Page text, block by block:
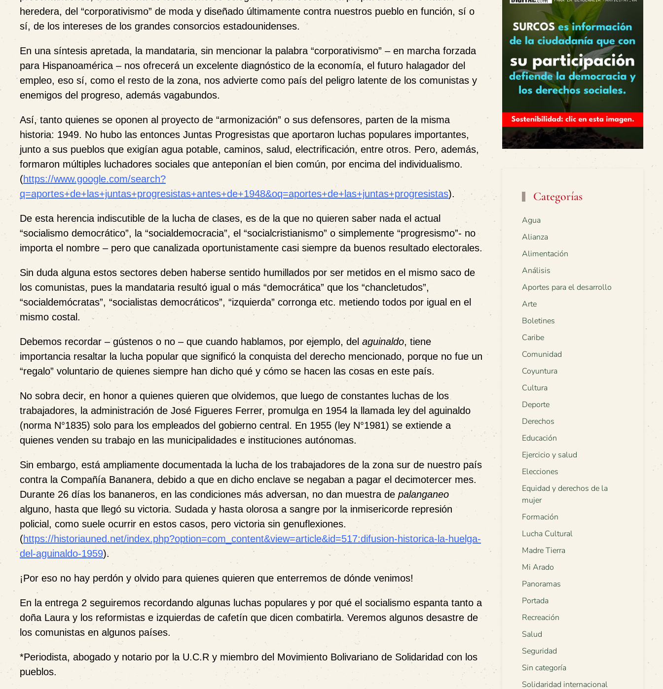
heredera, del “corporativismo” de moda y diseñado últimamente contra nuestros pueblo en función, sí o
sí, de los intereses de los grandes consorcios estadounidenses.
En una síntesis apretada, la mandataria, sin mencionar la palabra “corporativismo” – en marcha forzada
para Hispanoamérica – nos ofrecerá un excelente diagnóstico de la economía, el futuro halagador del
empleo, eso sí, como el resto de la zona, nos advierte como país del peligro latente de los comunistas y
enemigos del progreso, además vagabundos.
Así, tanto quienes se oponen al proyecto de “armonización” o sus defensores, parten de la misma
historia: 1949. No hubo las entonces Juntas Progresistas que aportaron luchas populares importantes,
junto a sus pueblos que exigían agua potable, caminos, salud, electrificación, entre otros. Pero, además,
formaron múltiples luchadores sociales que anteponían el bien común, por encima del individualismo.
(https://www.google.com/search?
q=aportes+de+las+juntas+progresistas+antes+de+1948&oq=aportes+de+las+juntas+progresistas).
De esta herencia indiscutible de la lucha de clases, es de la que no quieren saber nada el actual
“socialismo democrático”, la “socialdemocracia”, el “socialcristianismo” o simplemente “progresismo”- no
importa el nombre – pero que canalizada oportunistamente casi siempre da buenos resultado electorales.
Sin duda alguna estos sectores deben haberse sentido humillados por ser metidos en el mismo saco de
los comunistas, pues la mandataria resultó igual o más “democrática” que los “chancletudos”,
“socialdemócratas”, “socialistas democráticos”, “izquierda” corronga etc. metiendo todos por igual en el
mismo costal.
Debemos recordar – gústenos o no – que cuando hablamos, por ejemplo, del aguinaldo, tiene
importancia resaltar la lucha popular que significó la conquista del derecho mencionado, porque no fue un
“regalo” voluntario de quienes siempre han dicho qué y cómo se hacen las cosas en este país.
No sobra decir, en honor a quienes quieren que olvidemos, que luego de constantes luchas de los
trabajadores, la administración de José Figueres Ferrer, promulga en 1954 la llamada ley del aguinaldo
(norma N°1835) solo para los empleados del gobierno central. En 1955 (ley N°1981) se extiende a
quienes venden su trabajo en las municipalidades e instituciones autónomas.
Sin embargo, está ampliamente documentada la lucha de los trabajadores de la zona sur de nuestro país
contra la Compañía Bananera, debido a que en dicho enclave se negaban a pagar el decimotercer mes.
Durante 26 días los bananeros, en las condiciones más adversan, no dan muestra de palanganeo
alguno, hasta que llegó su victoria. Sudada y hasta olorosa a sangre por la inmisericorde represión
policial, como suele ocurrir en estos casos, pero victoria sin genuflexiones.
(https://historiauned.net/index.php?option=com_content&view=article&id=517:difusion-historica-la-huelga-
del-aguinaldo-1959).
¡Por eso no hay perdón y olvido para quienes quieren que enterremos de dónde venimos!
En la entrega 2 seguiremos recordando algunas luchas populares y por qué el socialismo espanta tanto a
doña Laura y los reformistas e izquierdas de cafetín que dicen combatirla. Veremos algunos desastre de
los comunistas en algunos países.
*Periodista, abogado y notario por la U.C.R y miembro del Movimiento Bolivariano de Solidaridad con los
pueblos.
Categorías
Agua
Alianza
Alimentación
Análisis
Aportes para el desarrollo
Arte
Boletines
Caribe
Comunidad
Coyuntura
Cultura
Deporte
Derechos
Educación
Ejercicio y salud
Elecciones
Equidad y derechos de la
mujer
Formación
Lucha Cultural
Madre Tierra
Mi Arado
Panoramas
Portada
Recreación
Salud
Seguridad
Sin categoría
Solidaridad internacional